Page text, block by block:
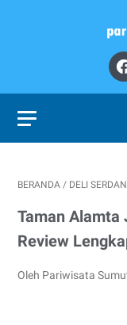
BERANDA / DELI
Taman Alamta
Review
Oleh Pariwisata